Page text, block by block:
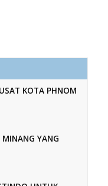
KOTA PHNOM
YANG